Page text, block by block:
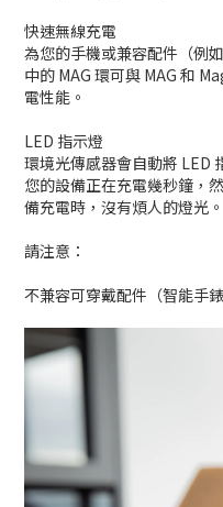
快速無線充電
為您的手機或兼容配件（例
中的 MAG 環可與 MAG 和
電性能。
LED 指示燈
環境光傳感器會自動將
您的設備正在充電幾秒鐘，
備充電時，沒有煩人的燈光。
請注意：
不兼容可穿戴配件（智能手錶